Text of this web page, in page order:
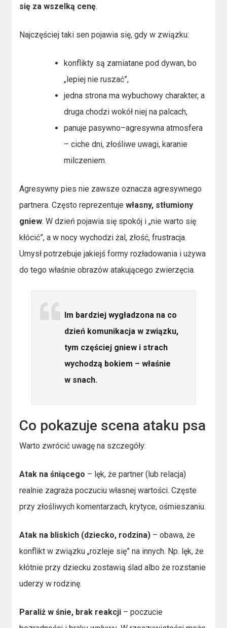
się za wszelką cenę.
Najczęściej taki sen pojawia się, gdy w związku:
konflikty są zamiatane pod dywan, bo
„lepiej nie ruszać”,
jedna strona ma wybuchowy charakter, a
druga chodzi wokół niej na palcach,
panuje pasywno–agresywna atmosfera
– ciche dni, złośliwe uwagi, karanie
milczeniem.
Agresywny pies nie zawsze oznacza agresywnego
partnera. Często reprezentujewłasny, stłumiony
gniew. W dzień pojawia się spokój i „nie warto się
kłócić”, a w nocy wychodzi żal, złość, frustracja.
Umysł potrzebuje jakiejś formy rozładowania i używa
do tego właśnie obrazów atakującego zwierzęcia.
Im bardziej wygładzona na co
dzień komunikacja w związku,
tym częściej gniew i strach
wychodzą bokiem – właśnie
w snach.
Co pokazuje scena ataku psa
Warto zwrócić uwagę na szczegóły:
Atak na śniącego – lęk, że partner (lub relacja)
realnie zagraża poczuciu własnej wartości. Częste
przy złośliwych komentarzach, krytyce, ośmieszaniu.
Atak na bliskich (dziecko, rodzina) – obawa, że
konflikt w związku „rozleje się” na innych. Np. lęk, że
kłótnie przy dziecku zostawią ślad albo że rozstanie
uderzy w rodzinę.
Paraliż w śnie, brak reakcji – poczucie